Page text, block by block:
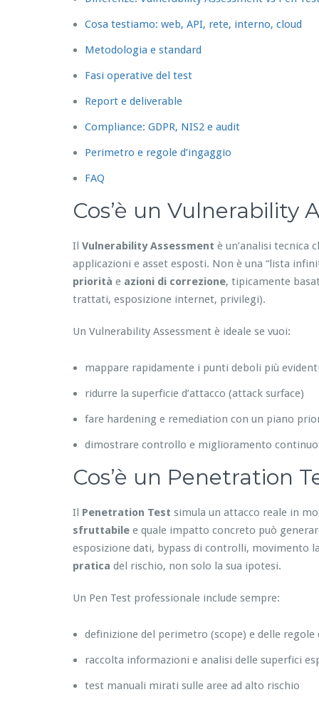
Cosa testiamo: web, API, rete, interno, cloud
Metodologia e standard
Fasi operative del test
Report e deliverable
Compliance: GDPR, NIS2 e audit
Perimetro e regole d’ingaggio
FAQ
Cos’è un Vulnerability
Il Vulnerability Assessment è un’analisi tecnica
applicazioni e asset esposti. Non è una “lista
priorità e azioni di correzione, tipicamente
trattati, esposizione internet, privilegi).
Un Vulnerability Assessment è ideale se vuoi:
mappare rapidamente i punti deboli più
ridurre la superficie d’attacco (attack surface)
fare hardening e remediation con un piano
dimostrare controllo e miglioramento
Cos’è un Penetration
Il Penetration Test simula un attacco reale in
sfruttabile e quale impatto concreto può
esposizione dati, bypass di controlli, movimento
pratica del rischio, non solo la sua ipotesi.
Un Pen Test professionale include sempre:
definizione del perimetro (scope) e delle regole
raccolta informazioni e analisi delle superfici
test manuali mirati sulle aree ad alto rischio